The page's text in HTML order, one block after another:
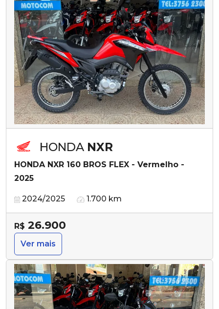
HONDA NXR
HONDA NXR 160 BROS FLEX - Vermelho -
2025
2024/2025 1.700 km
R$ 26.900
Ver mais